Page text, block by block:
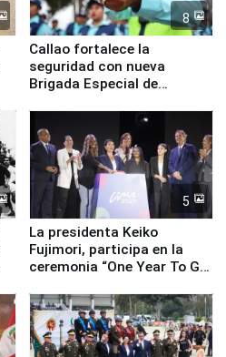
8
Callao fortalece la
seguridad con nueva
Brigada Especial de
equipamiento para
Serenazgo
5
La presidenta Keiko
Fujimori, participa en la
ceremonia “One Year To Go